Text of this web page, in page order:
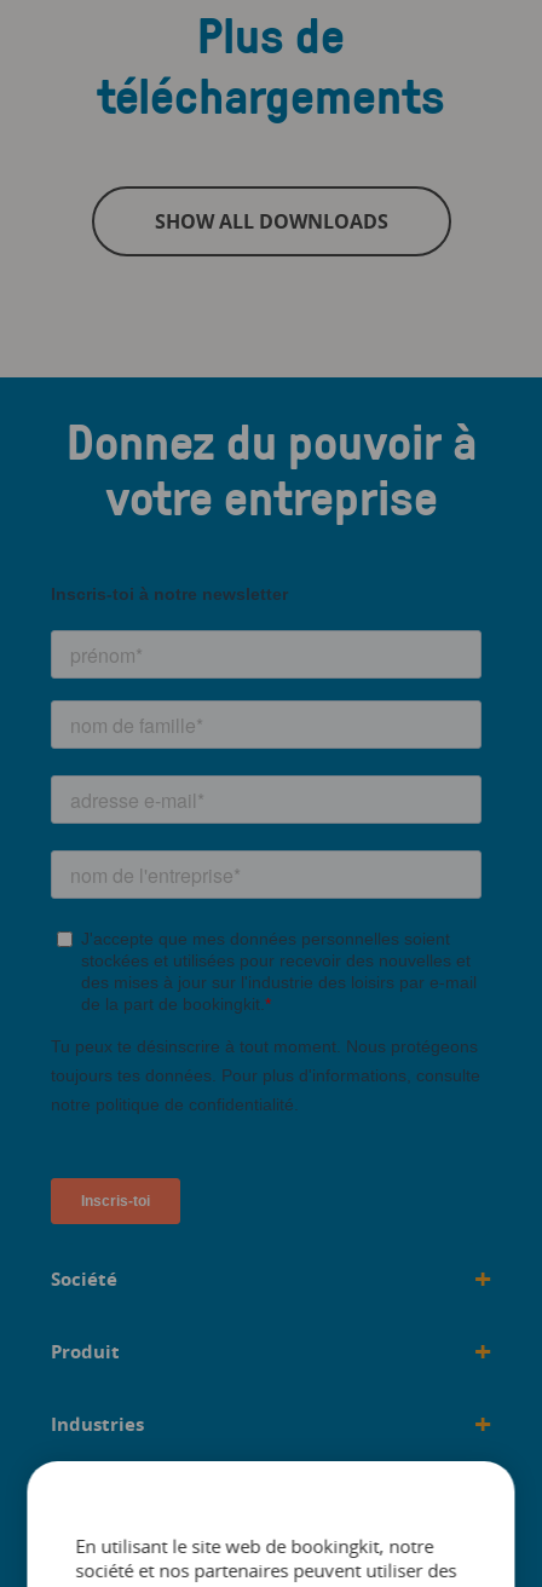
Plus de
téléchargements
SHOW ALL DOWNLOADS
Donnez du pouvoir à
votre entreprise
Société +
Produit +
Industries +
En utilisant le site web de bookingkit, notre
société et nos partenaires peuvent utiliser des